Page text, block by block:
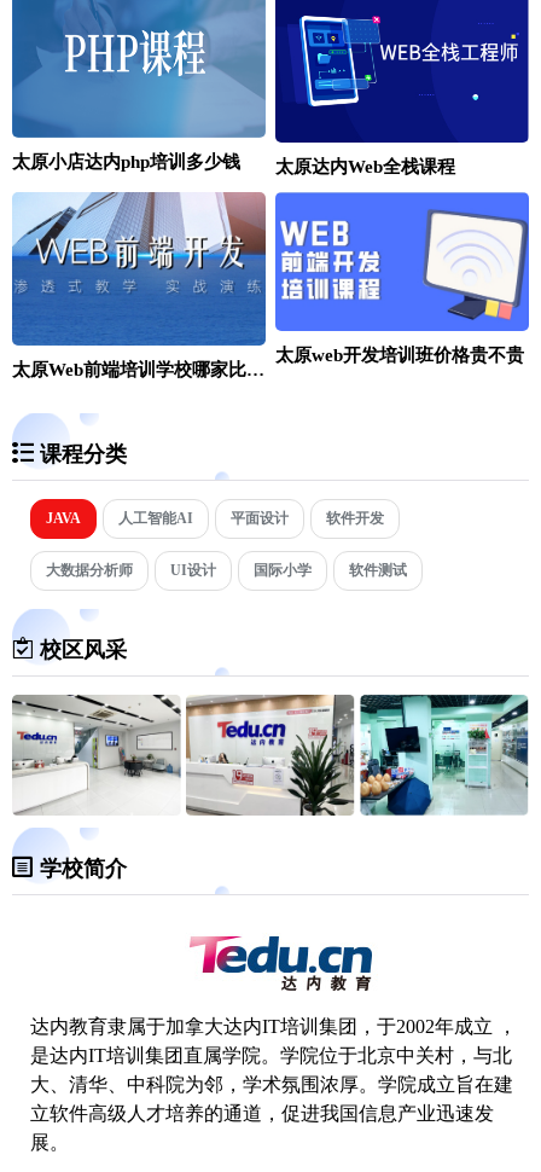
太原小店达内php培训多少钱 太原达内Web全栈课程
太原Web前端培训学校哪家比较好
太原web开发培训班价格贵不贵
课程分类
JAVA 人工智能AI 平面设计 软件开发
大数据分析师 UI设计 国际小学 软件测试
校区风采
学校简介
达内教育隶属于加拿大达内IT培训集团，于2002年成立 ，
是达内IT培训集团直属学院。学院位于北京中关村，与北
大、清华、中科院为邻，学术氛围浓厚。学院成立旨在建
立软件高级人才培养的通道，促进我国信息产业迅速发
展。